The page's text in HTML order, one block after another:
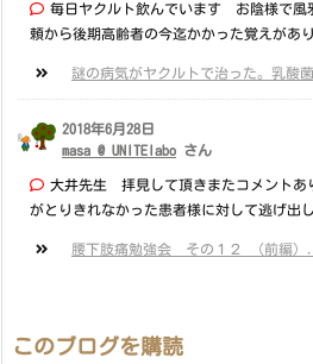
毎日ヤクルト飲んでいます お陰様で風
頼から後期高齢者の今迄かかった覚えが
謎の病気がヤクルトで治った。乳酸
2018年6月28日
masa @ UNITElabo さん
大井先生 拝見して頂きまたコメントあ
がとりきれなかった患者様に対して逃げ出
腰下肢痛勉強会 その１２ （前編
このブログを購読